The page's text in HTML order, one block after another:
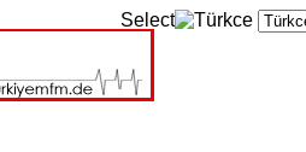
Select